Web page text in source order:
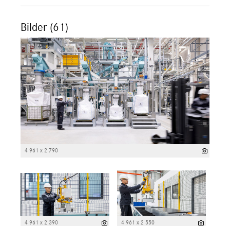
Bilder (61)
4 961 x 2 790
4 961 x 2 390 4 961 x 2 550